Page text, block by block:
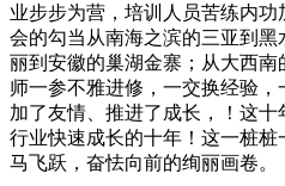
业步步为营，培训人员苦练内
会的勾当从南海之滨的三亚到
丽到安徽的巢湖金寨；从大西
师一参不雅进修，一交换经验
加了友情、推进了成长，！这
行业快速成长的十年！这一桩
马飞跃，奋怯向前的绚丽画卷。